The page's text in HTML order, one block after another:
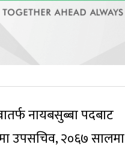
नायबसुब्बा पदबाट
उपसचिव, २०६७ सालमा